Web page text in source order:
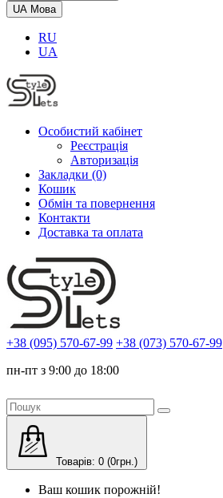
UA Мова
RU
UA
Особистий кабінет
Реєстрація
Авторизація
Закладки (0)
Кошик
Обмін та повернення
Контакти
Доставка та оплата
+38 (095) 570-67-99 +38 (073) 570-67-99
пн-пт з 9:00 до 18:00
Товарів: 0 (0грн.)
Ваш кошик порожній!